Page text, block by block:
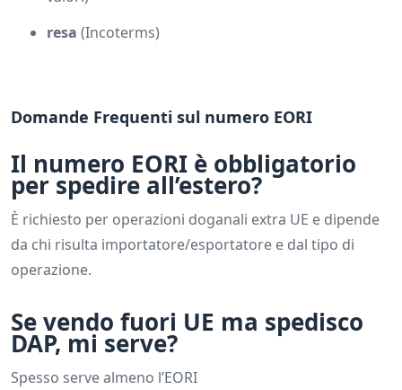
resa (Incoterms)
Domande Frequenti sul numero EORI
Il numero EORI è obbligatorio
per spedire all’estero?
È richiesto per operazioni doganali extra UE e dipende
da chi risulta importatore/esportatore e dal tipo di
operazione.
Se vendo fuori UE ma spedisco
DAP, mi serve?
Spesso serve almeno l’EORI